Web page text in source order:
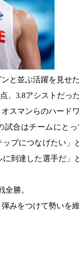
と並ぶ活躍を見せ
、3.8アシストだ
スマンらのハード
試合はチームにと
プにつなげたい
到達した選手だ
全勝。
みをつけて勢いを